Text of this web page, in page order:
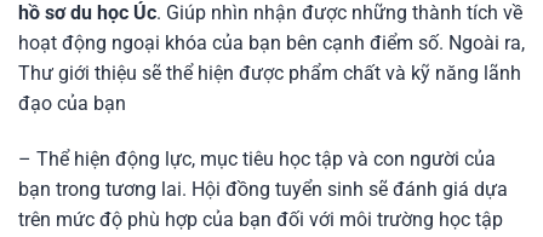
hồ sơ du học Úc. Giúp nhìn nhận được những thành tích về
hoạt động ngoại khóa của bạn bên cạnh điểm số. Ngoài ra,
Thư giới thiệu sẽ thể hiện được phẩm chất và kỹ năng lãnh
đạo của bạn
– Thể hiện động lực, mục tiêu học tập và con người của
bạn trong tương lai. Hội đồng tuyển sinh sẽ đánh giá dựa
trên mức độ phù hợp của bạn đối với môi trường học tập